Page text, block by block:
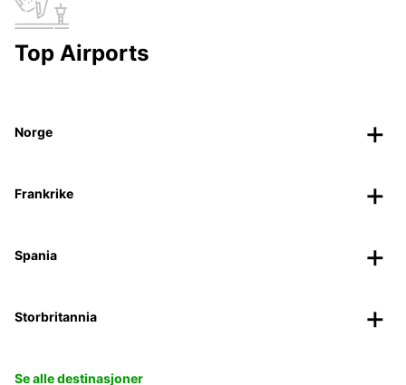
Top Airports
Norge
Frankrike
Spania
Storbritannia
Se alle destinasjoner